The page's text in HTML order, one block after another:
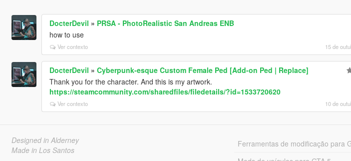
DocterDevil » PRSA - PhotoRealistic San Andreas ENB
how to use
Ver contexto 15 de
DocterDevil » Cyberpunk-esque Custom Female Ped [Add-on Ped | Replace]
Thank you for the character. And this is my artwork.
https://steamcommunity.com/sharedfiles/filedetails/?id=1533720620
Ver contexto 10 de
Designed in Alderney
Made in Los Santos
Ferramentas de modificação para